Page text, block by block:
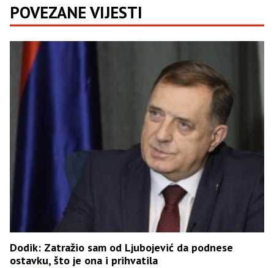
POVEZANE VIJESTI
Dodik: Zatražio sam od Ljubojević da podnese
ostavku, što je ona i prihvatila